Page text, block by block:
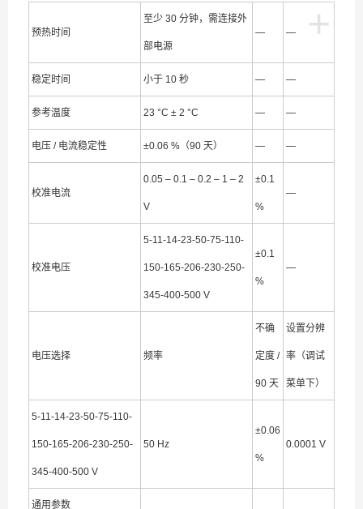
+
预热时间
至少 30 分钟，需连接外
部电源
— —
稳定时间 小于 10 秒 — —
参考温度 23 °C ± 2 °C — —
电压 / 电流稳定性 ±0.06 %（90 天） — —
校准电流
0.05 – 0.1 – 0.2 – 1 – 2
V
±0.1
%
—
校准电压
5-11-14-23-50-75-110-
150-165-206-230-250-
345-400-500 V
±0.1
%
—
电压选择 频率
不确
定度 /
90 天
设置分辨
率（调试
菜单下）
5-11-14-23-50-75-110-
150-165-206-230-250-
345-400-500 V
50 Hz
±0.06
%
0.0001 V
通用参数